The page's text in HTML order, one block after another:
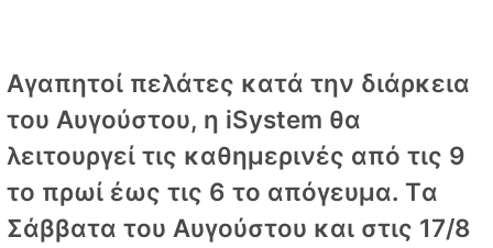
Αγαπητοί πελάτες κατά την διάρκεια
του Αυγούστου, η iSystem θα
λειτουργεί τις καθημερινές από τις 9
το πρωί έως τις 6 το απόγευμα. Tα
Σάββατα του Αυγούστου και στις 17/8